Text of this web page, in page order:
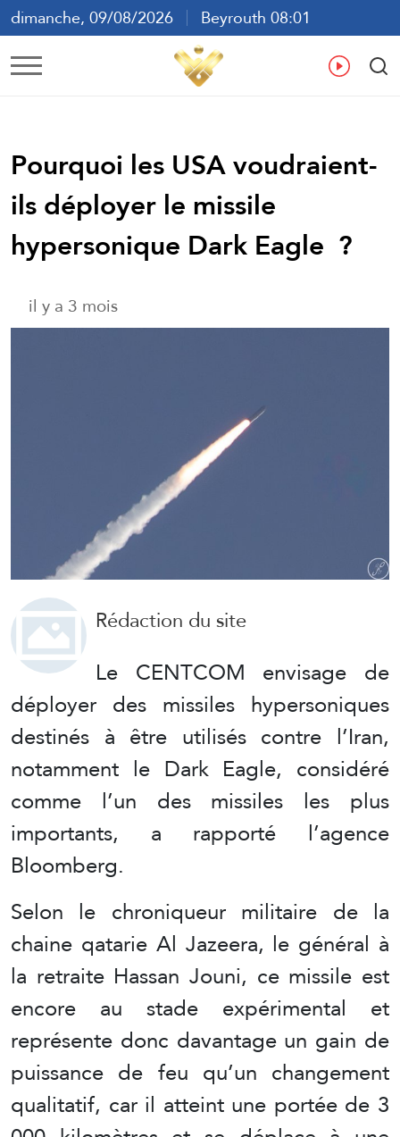
dimanche, 09/08/2026
Beyrouth 08:01
ع
Pourquoi les USA voudraient-
ils déployer le missile
hypersonique Dark Eagle ?
il y a 3 mois
Rédaction du site
Le CENTCOM envisage de
déployer des missiles hypersoniques
destinés à être utilisés contre l’Iran,
notamment le Dark Eagle, considéré
comme l’un des missiles les plus
importants, a rapporté l’agence
Bloomberg.
Selon le chroniqueur militaire de la
chaine qatarie Al Jazeera, le général à
la retraite Hassan Jouni, ce missile est
encore au stade expérimental et
représente donc davantage un gain de
puissance de feu qu’un changement
qualitatif, car il atteint une portée de 3